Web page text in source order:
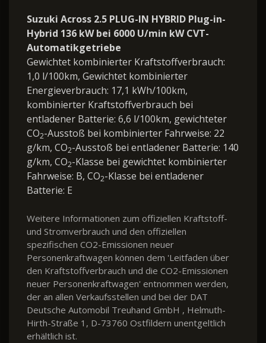
Suzuki Across 2.5 PLUG-IN HYBRID Plug-in-
Hybrid 136 kW bei 6000 U/min kW CVT-
Automatikgetriebe
Gewichtet kombinierter Kraftstoffverbrauch:
1,0 l/100km, Gewichtet kombinierter
Energieverbrauch: 17,1 kWh/100km,
kombinierter Kraftstoffverbrauch bei
entladener Batterie: 6,6 l/100km, gewichteter
CO2-Ausstoß bei kombinierter Fahrweise: 22
g/km, CO2-Ausstoß bei entladener Batterie: 140
g/km, CO2-Klasse bei gewichtet kombinierter
Fahrweise: B, CO2-Klasse bei entladener
Batterie: E
Weitere Informationen zum offiziellen Kraftstoff-
und Stromverbrauch und den offiziellen
spezifischen CO2-Emissionen neuer
Personenkraftwagen können dem 'Leitfaden über
den Kraftstoffverbrauch und die CO2-Emissionen
neuer Personenkraftwagen' entnommen werden,
der an allen Verkaufsstellen und bei der DAT
Deutsche Automobil Treuhand GmbH , Helmuth-
Hirth-Straße 1, D-73760 Ostfildern unentgeltlich
erhältlich ist.